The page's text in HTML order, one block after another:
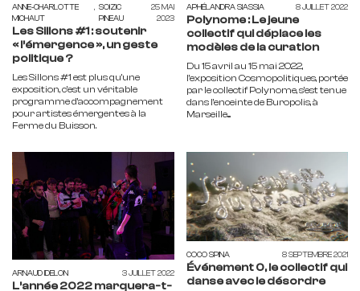
ANNE-CHARLOTTE
MICHAUT
SOIZIC
PINEAU
25 MAI
2023
Les Sillons #1 : soutenir
« l’émergence », un geste
politique ?
Les Sillons #1 est plus qu'une
exposition, c'est un véritable
programme d'accompagnement
pour artistes émergent·es à la
Ferme du Buisson.
APHÉLANDRA SIASSIA 8 JUILLET 2022
Polynome : Le jeune
collectif qui déplace les
modèles de la curation
Du 15 avril au 15 mai 2022,
l’exposition Cosmopolitiques, portée
par le collectif Polynome, s’est tenue
dans l’enceinte de Buropolis, à
Marseille....
ARNAUD IDELON 3 JUILLET 2022
L’année 2022 marquera-t-
COCO SPINA 8 SEPTEMBRE 2021
Événement 0, le collectif qui
danse avec le désordre